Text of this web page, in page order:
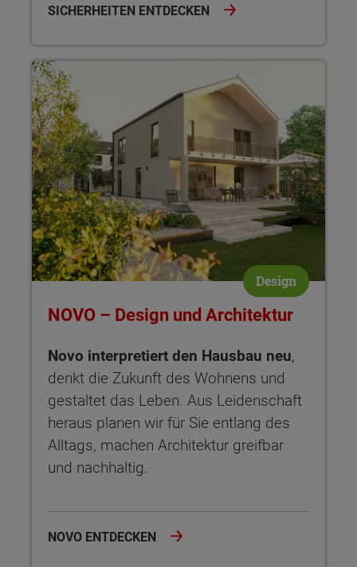
SICHERHEITEN ENTDECKEN
NOVO – Design und Architektur Novo interpretiert den
Design
NOVO – Design und Architektur
Novo interpretiert den Hausbau neu,
denkt die Zukunft des Wohnens und
gestaltet das Leben. Aus Leidenschaft
heraus planen wir für Sie entlang des
Alltags, machen Architektur greifbar
und nachhaltig.
NOVO ENTDECKEN